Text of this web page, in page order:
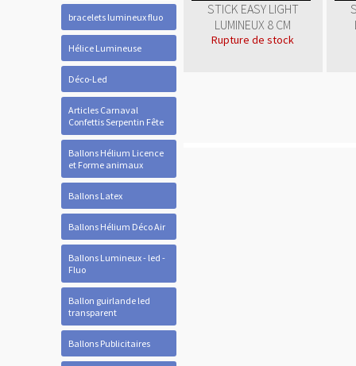
bracelets lumineux fluo
Hélice Lumineuse
Déco-Led
Articles Carnaval
Confettis Serpentin Fête
Ballons Hélium Licence
et Forme animaux
Ballons Latex
Ballons Hélium Déco Air
Ballons Lumineux - led -
Fluo
Ballon guirlande led
transparent
Ballons Publicitaires
STICK EASY LIGHT
LUMINEUX 8 CM
Rupture de stock